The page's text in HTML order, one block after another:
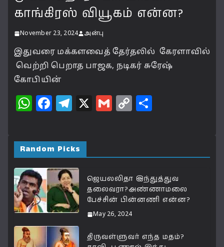
காங்கிரஸ் வியூகம் என்ன?
November 23, 2024 அன்பு
இதுவரை மக்களவைத் தேர்தலில் கேரளாவில்
வெற்றி பெறாத பாஜக, நடிகர் சுரேஷ்
கோபியின்
W
s
A
p
p
F
e
b
o
o
k
T
g
ra
m
X
G
C
n
k
Random Picks
ஜெயலலிதா இந்துத்துவ
தலைவரா?அண்ணாமலை
பேச்சின் பின்னணி என்ன?
May 26, 2024
திருவள்ளுவர் எந்த மதம்?